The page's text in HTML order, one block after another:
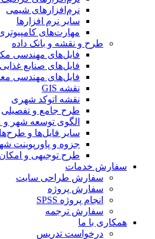
نرم‌افزارهای شیمی
سایر نرم افزارها
مهارت‌های
طرح و نقشه و بانک داده
فایل‌های مهندسی
فایل‌های صنایع غذایی
فایل‌های مهندسی
نقشه GIS
نقشه اتوکد شهری
طرح جامع و تفصیلی
الگوی توسعه شهر و
سایر فایل‌ها و
جزوه و پاورپوینت
طرح توجیهی و
سفارش خدمات
سفارش طراحی سایت
سفارش پروژه
انجام پروژه SPSS
سفارش ترجمه
همکاری با ما
درخواست تدریس